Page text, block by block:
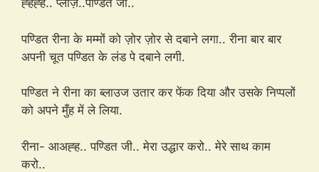
ह्हह्ह.. प्लीज़..पण्डित जी..
पण्डित रीना के मम्मों को ज़ोर ज़ोर से दबाने लगा.. रीना बार बार
अपनी चूत पण्डित के लंड पे दबाने लगी.
पण्डित ने रीना का ब्लाउज उतार कर फेंक दिया और उसके निप्पलों
को अपने मुँह में ले लिया.
रीना- आअह्ह.. पण्डित जी.. मेरा उद्धार करो.. मेरे साथ काम
करो..